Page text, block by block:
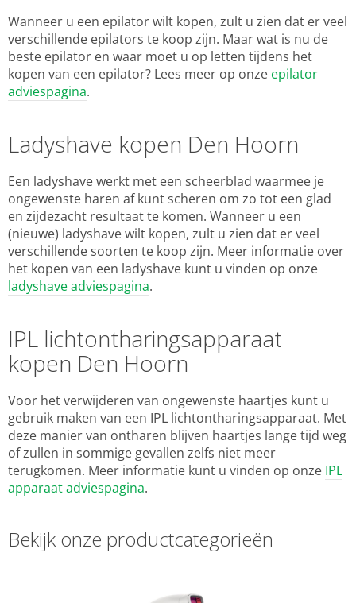
Wanneer u een epilator wilt kopen, zult u zien dat er veel
verschillende epilators te koop zijn. Maar wat is nu de
beste epilator en waar moet u op letten tijdens het
kopen van een epilator? Lees meer op onze epilator
adviespagina.
Ladyshave kopen Den Hoorn
Een ladyshave werkt met een scheerblad waarmee je
ongewenste haren af kunt scheren om zo tot een glad
en zijdezacht resultaat te komen. Wanneer u een
(nieuwe) ladyshave wilt kopen, zult u zien dat er veel
verschillende soorten te koop zijn. Meer informatie over
het kopen van een ladyshave kunt u vinden op onze
ladyshave adviespagina.
IPL lichtontharingsapparaat
kopen Den Hoorn
Voor het verwijderen van ongewenste haartjes kunt u
gebruik maken van een IPL lichtontharingsapparaat. Met
deze manier van ontharen blijven haartjes lange tijd weg
of zullen in sommige gevallen zelfs niet meer
terugkomen. Meer informatie kunt u vinden op onze IPL
apparaat adviespagina.
Bekijk onze productcategorieën